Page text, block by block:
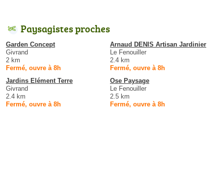
Paysagistes proches
Garden Concept
Givrand
2 km
Fermé, ouvre à 8h
Arnaud DENIS Artisan Jardinier
Le Fenouiller
2.4 km
Fermé, ouvre à 8h
Jardins Elément Terre
Givrand
2.4 km
Fermé, ouvre à 8h
Ose Paysage
Le Fenouiller
2.5 km
Fermé, ouvre à 8h